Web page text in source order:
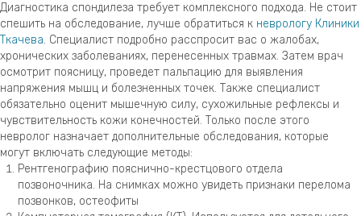
Диагностика спондилеза требует комплексного подхода. Не стоит
спешить на обследование, лучше обратиться к неврологу Клиники
Ткачева. Специалист подробно расспросит вас о жалобах,
хронических заболеваниях, перенесенных травмах. Затем врач
осмотрит поясницу, проведет пальпацию для выявления
напряжения мышц и болезненных точек. Также специалист
обязательно оценит мышечную силу, сухожильные рефлексы и
чувствительность кожи конечностей. Только после этого
невролог назначает дополнительные обследования, которые
могут включать следующие методы:
Рентгенографию пояснично-крестцового отдела
позвоночника. На снимках можно увидеть признаки перелома
позвонков, остеофиты